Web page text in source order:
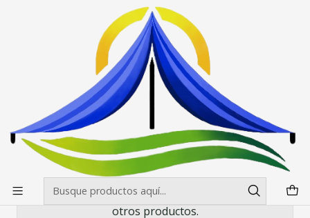
Envíos gratis desde $500.000 en Santiago
Quitasol Cafeteria Restaurant
Quitasol Cafeteria Restaurant
Todavía no hay productos disponibles aquí
Puedes probar a buscar en otras categorías o
utilizar la barra de búsqueda para encontrar
otros productos.